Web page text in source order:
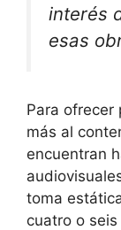
interés
esas
Para ofrecer
más al
encuentran
toma
cuatro o